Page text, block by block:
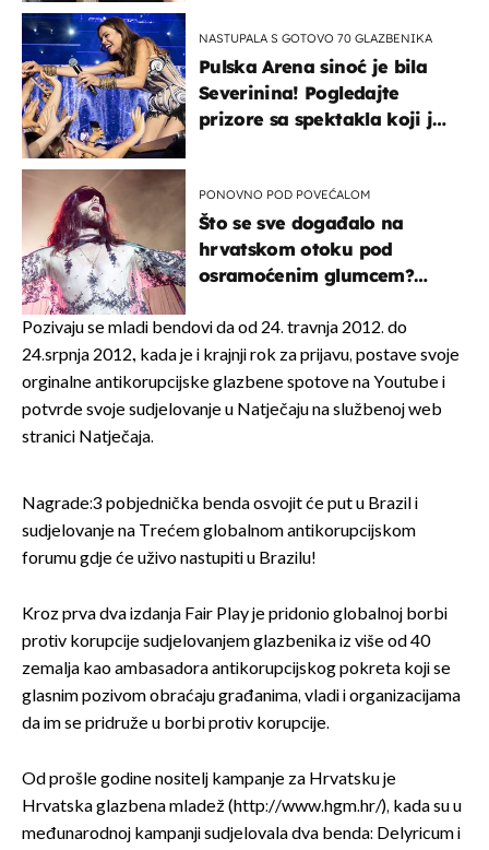
NASTUPALA S GOTOVO 70 GLAZBENIKA
Pulska Arena sinoć je bila
Severinina! Pogledajte
prizore sa spektakla koji je
PONOVNO POD POVEĆALOM
Što se sve događalo na
hrvatskom otoku pod
osramoćenim glumcem?
izazivaju nevjericu
Pozivaju se mladi bendovi da od 24. travnja 2012. do
24.srpnja 2012., kada je i krajnji rok za prijavu, postave svoje
orginalne antikorupcijske glazbene spotove na Youtube i
potvrde svoje sudjelovanje u Natječaju na službenoj web
stranici Natječaja.
Nagrade:3 pobjednička benda osvojit će put u Brazil i
sudjelovanje na Trećem globalnom antikorupcijskom
forumu gdje će uživo nastupiti u Brazilu!
Kroz prva dva izdanja Fair Play je pridonio globalnoj borbi
protiv korupcije sudjelovanjem glazbenika iz više od 40
zemalja kao ambasadora antikorupcijskog pokreta koji se
glasnim pozivom obraćaju građanima, vladi i organizacijama
da im se pridruže u borbi protiv korupcije.
Od prošle godine nositelj kampanje za Hrvatsku je
Hrvatska glazbena mladež (http://www.hgm.hr/), kada su u
međunarodnoj kampanji sudjelovala dva benda: Delyricum i